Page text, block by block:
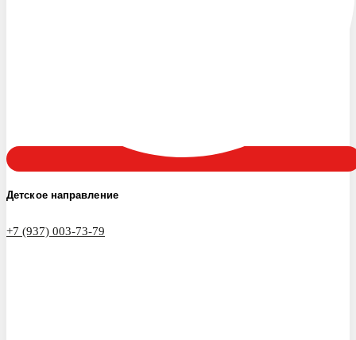
Детское направление
+7 (937) 003-73-79